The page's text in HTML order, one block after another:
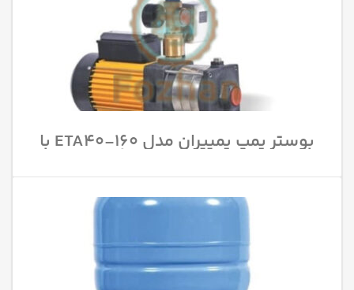
بوستر پمپ پمپیران مدل 160-ETA40 با
قدرت 7.5 اسب بخار